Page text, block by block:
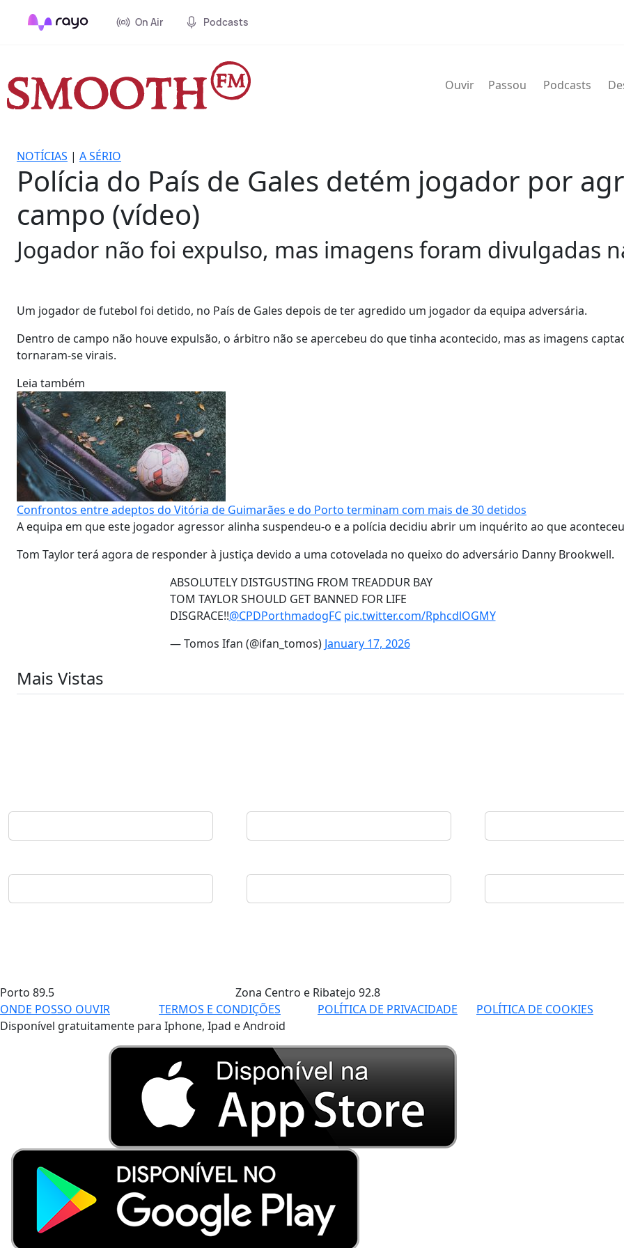
On Air Podcasts
Ouvir Passou Podcasts
NOTÍCIAS | A SÉRIO
Polícia do País de Gales detém jogador por
campo (vídeo)
Jogador não foi expulso, mas imagens foram divulgadas
Um jogador de futebol foi detido, no País de Gales depois de ter agredido um jogador da equipa adversária.
Dentro de campo não houve expulsão, o árbitro não se apercebeu do que tinha acontecido, mas as imagens
tornaram-se virais.
Leia também
Confrontos entre adeptos do Vitória de Guimarães e do Porto terminam com mais de 30 detidos
A equipa em que este jogador agressor alinha suspendeu-o e a polícia decidiu abrir um inquérito ao que
Tom Taylor terá agora de responder à justiça devido a uma cotovelada no queixo do adversário Danny Brookwell.
ABSOLUTELY DISTGUSTING FROM TREADDUR BAY
TOM TAYLOR SHOULD GET BANNED FOR LIFE
DISGRACE!!@CPDPorthmadogFC pic.twitter.com/RphcdlOGMY
— Tomos Ifan (@ifan_tomos) January 17, 2026
Mais Vistas
Porto 89.5 Zona Centro e Ribatejo 92.8
ONDE POSSO OUVIR
TERMOS E CONDIÇÕES POLÍTICA DE PRIVACIDADE POLÍTICA DE COOKIES
Disponível gratuitamente para Iphone, Ipad e Android